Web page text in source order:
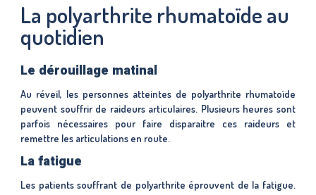
La polyarthrite rhumatoïde au
quotidien
Le dérouillage matinal
Au réveil, les personnes atteintes de polyarthrite rhumatoïde
peuvent souffrir de raideurs articulaires. Plusieurs heures sont
parfois nécessaires pour faire disparaitre ces raideurs et
remettre les articulations en route.
La fatigue
Les patients souffrant de polyarthrite éprouvent de la fatigue.